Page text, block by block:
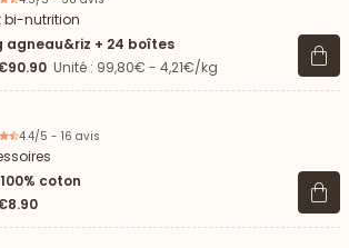
bi-nutrition
agneau&riz + 24 boîtes
Unité : 99,80€ - 4,21€/kg Voir
4.4/5 - 16 avis
coton
Voir